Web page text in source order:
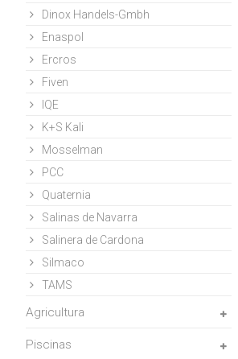
Dinox Handels-Gmbh
Enaspol
Ercros
Fiven
IQE
K+S Kali
Mosselman
PCC
Quaternia
Salinas de Navarra
Salinera de Cardona
Silmaco
TAMS
Agricultura
Piscinas